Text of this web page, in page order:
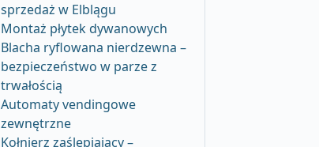
sprzedaż w Elblągu
Montaż płytek dywanowych
Blacha ryflowana nierdzewna –
bezpieczeństwo w parze z
trwałością
Automaty vendingowe
zewnętrzne
Kołnierz zaślepiający –